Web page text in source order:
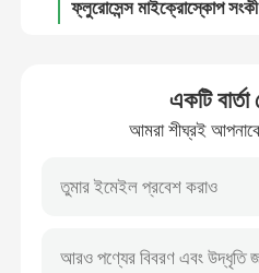
উদ্ধৃতির জন্য আবেদন
অপটিক্যাল ব্যান্ডপাস ফিল্টার
ফ্লুরোসেন্স ব্যান্ডপাস ফিল্টার
একটি বার্তা
আমরা শীঘ্রই